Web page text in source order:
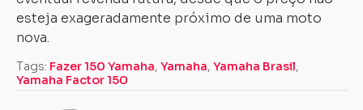
esteja exageradamente próximo de uma moto
nova.
Tags: Fazer 150 Yamaha, Yamaha, Yamaha Brasil,
Yamaha Factor 150